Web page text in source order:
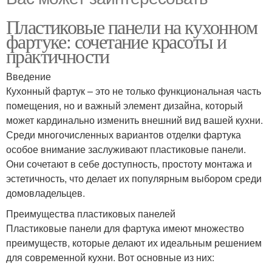
Пластиковые панели на кухонном
фартуке: сочетание красоты и
практичности
Введение
Кухонный фартук – это не только функциональная часть
помещения, но и важный элемент дизайна, который
может кардинально изменить внешний вид вашей кухни.
Среди многочисленных вариантов отделки фартука
особое внимание заслуживают пластиковые панели.
Они сочетают в себе доступность, простоту монтажа и
эстетичность, что делает их популярным выбором среди
домовладельцев.
Преимущества пластиковых панелей
Пластиковые панели для фартука имеют множество
преимуществ, которые делают их идеальным решением
для современной кухни. Вот основные из них: